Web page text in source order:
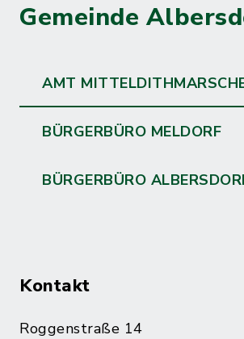
Gemeinde
AMT
BÜRGERBÜRO MELDORF
BÜRGERBÜRO
Kontakt
Roggenstraße 14